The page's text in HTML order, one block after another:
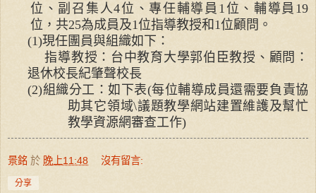
位、副召集人4位、專任輔導員 1 位、輔導員 19
位，共25為成員及1 位指導教授和 1 位顧問。
(1)現任團員與組織如下：
指導教授：台中教育大學郭伯臣教授、顧問：
退休校長紀肇聲校長
(2)組織分工：如下表(每位輔導成員還需要負責協
助其它領域\議題教學網站建置維護及幫忙
教學資源網審查工作)
景銘 於 晚上11:48 沒有留言:
分享